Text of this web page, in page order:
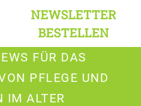
NEWSLETTER
BESTELLEN
FÜR DAS
PFLEGE UND
IM ALTER